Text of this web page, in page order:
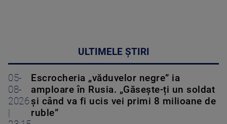
ULTIMELE ȘTIRI
05-
08-
2026
Escrocheria „văduvelor negre” ia
amploare în Rusia. „Găsește-ți un soldat
și când va fi ucis vei primi 8 milioane de
ruble”